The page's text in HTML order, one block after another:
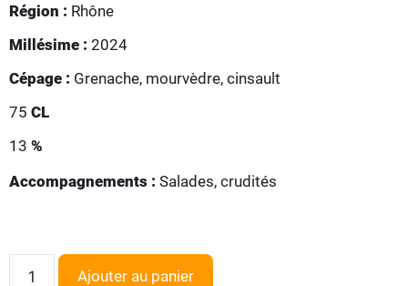
Région : Rhône
Millésime : 2024
Cépage : Grenache, mourvèdre, cinsault
75 CL
13 %
Accompagnements : Salades, crudités
Ajouter au panier